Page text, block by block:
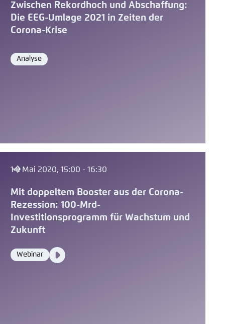
Zwischen Rekordhoch und Abschaffung:
Die EEG-Umlage 2021 in Zeiten der
Corona-Krise
Format
Analyse
14. Mai 2020, 15:00 - 16:30
Mit doppeltem Booster aus der Corona-
Rezession: 100-Mrd-
Investitionsprogramm für Wachstum und
Zukunft
Format
Webinar
Media
Video